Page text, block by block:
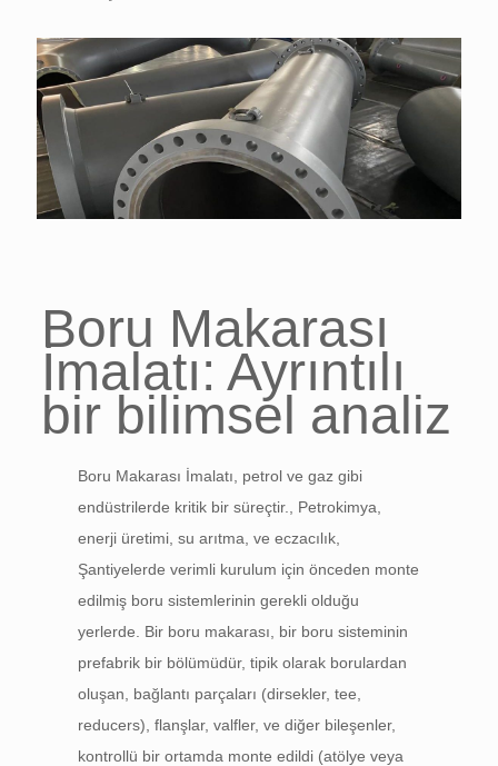
Boru Makarası
İmalatı: Ayrıntılı
bir bilimsel analiz
Boru Makarası İmalatı, petrol ve gaz gibi
endüstrilerde kritik bir süreçtir., Petrokimya,
enerji üretimi, su arıtma, ve eczacılık,
Şantiyelerde verimli kurulum için önceden monte
edilmiş boru sistemlerinin gerekli olduğu
yerlerde. Bir boru makarası, bir boru sisteminin
prefabrik bir bölümüdür, tipik olarak borulardan
oluşan, bağlantı parçaları (dirsekler, tee,
reducers), flanşlar, valfler, ve diğer bileşenler,
kontrollü bir ortamda monte edildi (atölye veya